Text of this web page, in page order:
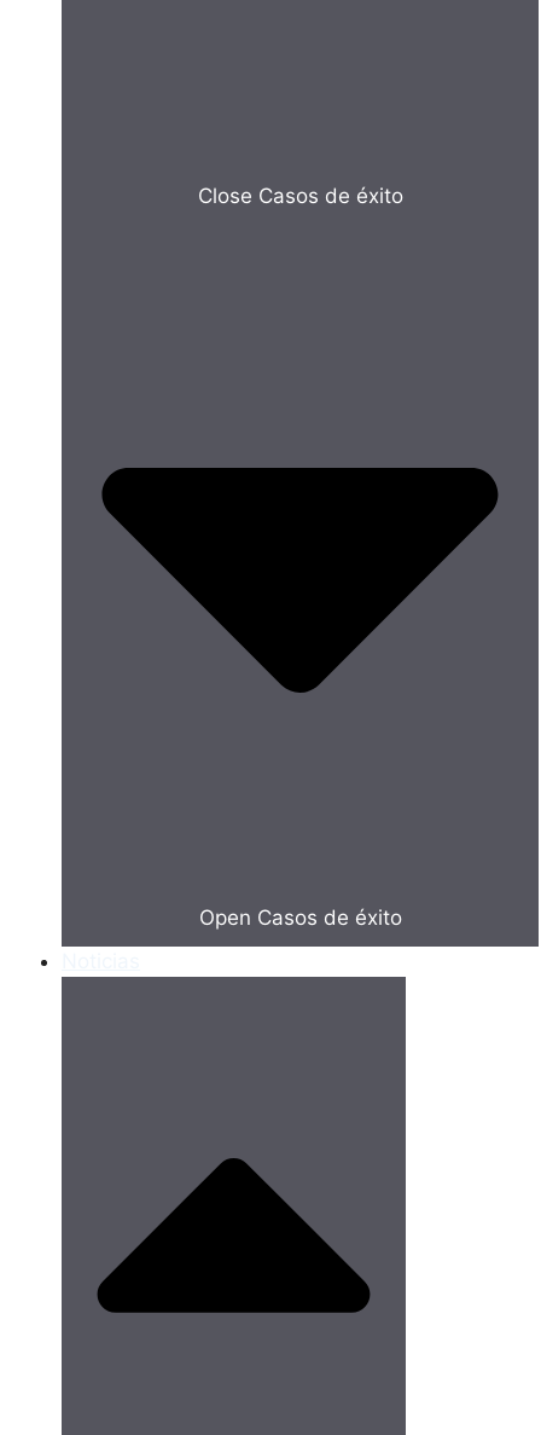
Close Casos de éxito
Open Casos de éxito